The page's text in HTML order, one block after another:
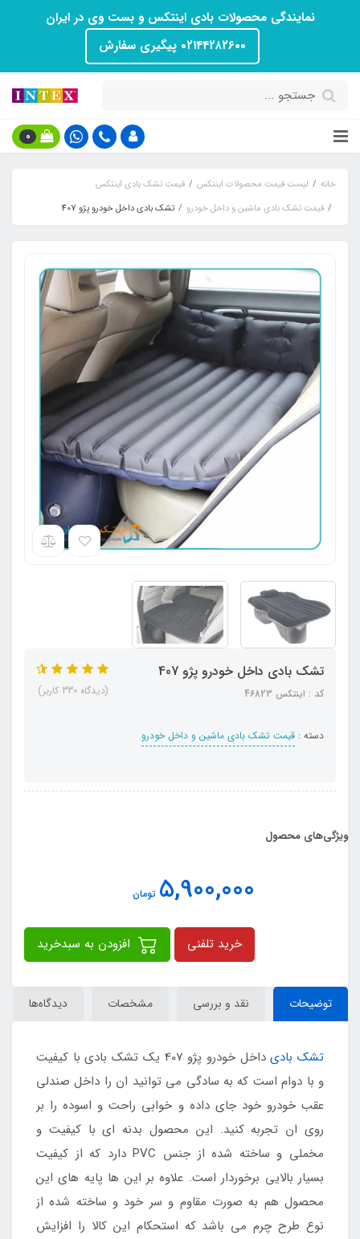
نمایندگی محصولات بادی اینتکس و بست وی در ایران
۰۲۱۴۴۲۸۲۶۰۰ پیگیری سفارش
0
خانه لیست قیمت محصولات اینتکس
قیمت تشک بادی اینتکس
قیمت تشک بادی ماشین و داخل خودرو
تشک بادی داخل خودرو پژو 407
تشک بادی داخل خودرو پژو 407
کد : اینتکس 4۶823
دسته : قیمت تشک بادی ماشین و داخل خودرو
(دیدگاه 330 کاربر)
ویژگی‌های محصول
5,900,000 تومان
خرید تلفنی
توضیحات نقد و بررسی مشخصات دیدگاه‌ها
تشک بادی
داخل خودرو پژو 407 یک تشک بادی با کیفیت
و با دوام است که به سادگی می توانید ان را داخل صندلی
عقب خودرو خود جای داده و خوابی راحت و اسوده را بر
روی ان تجربه کنید. این محصول بدنه ای با کیفیت و
مخملی و ساخته شده از جنس PVC دارد که از کیفیت
بسیار بالایی برخوردار است. علاوه بر این ها پایه های این
محصول هم به صورت مقاوم و سر خود و ساخته شده از
نوع طرح چرم می باشد که استحکام این کالا را افزایش